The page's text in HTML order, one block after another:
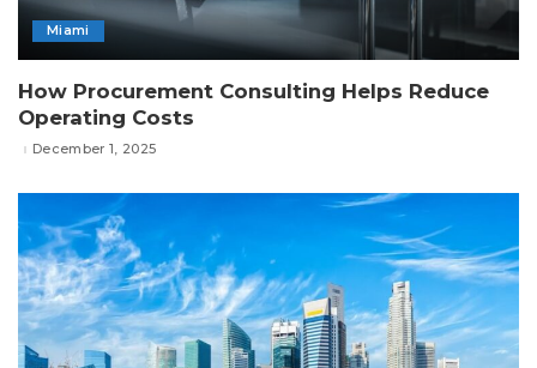
Miami
How Procurement Consulting Helps Reduce
Operating Costs
December 1, 2025